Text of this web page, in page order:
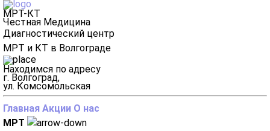
МРТ-КТ
Честная Медицина
Диагностический центр
МРТ и КТ в Волгограде
Находимся по адресу
г. Волгоград,
ул. Комсомольская
Главная Акции О нас
МРТ